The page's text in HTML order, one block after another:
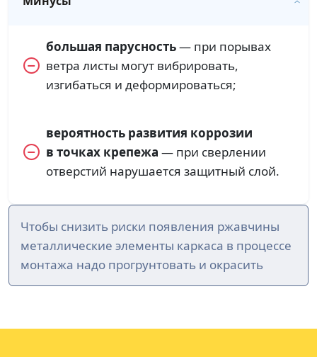
большая парусность— при порывах
ветра листы могут вибрировать,
изгибаться и деформироваться;
вероятность развития коррозии
в точках крепежа — при сверлении
отверстий нарушается защитный слой.
Чтобы снизить риски появления ржавчины
металлические элементы каркаса в процессе
монтажа надо прогрунтовать и окрасить